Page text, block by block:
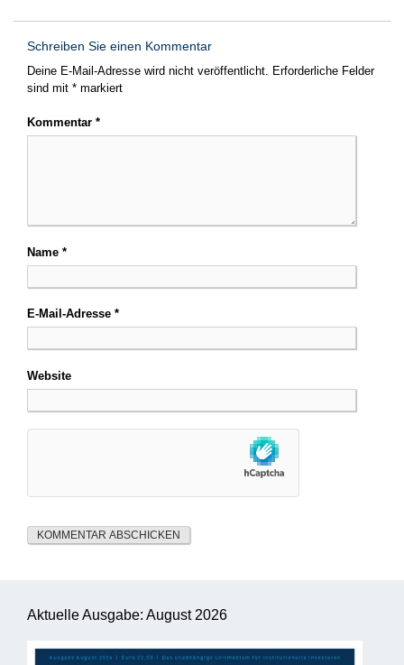
Schreiben Sie einen Kommentar
Deine E-Mail-Adresse wird nicht veröffentlicht. Erforderliche Felder
sind mit * markiert
Kommentar *
Name *
E-Mail-Adresse *
Website
Aktuelle Ausgabe: August 2026